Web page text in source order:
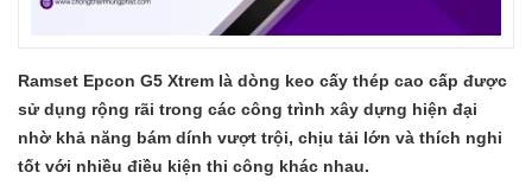
Ramset Epcon G5 Xtrem là dòng keo cấy thép cao cấp được
sử dụng rộng rãi trong các công trình xây dựng hiện đại
nhờ khả năng bám dính vượt trội, chịu tải lớn và thích nghi
tốt với nhiều điều kiện thi công khác nhau.